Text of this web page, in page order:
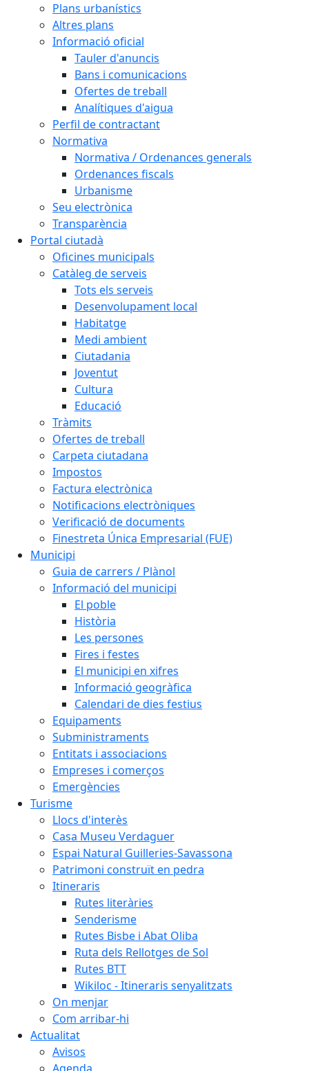
Plans urbanístics
Altres plans
Informació oficial
Tauler d'anuncis
Bans i comunicacions
Ofertes de treball
Analítiques d'aigua
Perfil de contractant
Normativa
Normativa / Ordenances generals
Ordenances fiscals
Urbanisme
Seu electrònica
Transparència
Portal ciutadà
Oficines municipals
Catàleg de serveis
Tots els serveis
Desenvolupament local
Habitatge
Medi ambient
Ciutadania
Joventut
Cultura
Educació
Tràmits
Ofertes de treball
Carpeta ciutadana
Impostos
Factura electrònica
Notificacions electròniques
Verificació de documents
Finestreta Única Empresarial (FUE)
Municipi
Guia de carrers / Plànol
Informació del municipi
El poble
Història
Les persones
Fires i festes
El municipi en xifres
Informació geogràfica
Calendari de dies festius
Equipaments
Subministraments
Entitats i associacions
Empreses i comerços
Emergències
Turisme
Llocs d'interès
Casa Museu Verdaguer
Espai Natural Guilleries-Savassona
Patrimoni construït en pedra
Itineraris
Rutes literàries
Senderisme
Rutes Bisbe i Abat Oliba
Ruta dels Rellotges de Sol
Rutes BTT
Wikiloc - Itineraris senyalitzats
On menjar
Com arribar-hi
Actualitat
Avisos